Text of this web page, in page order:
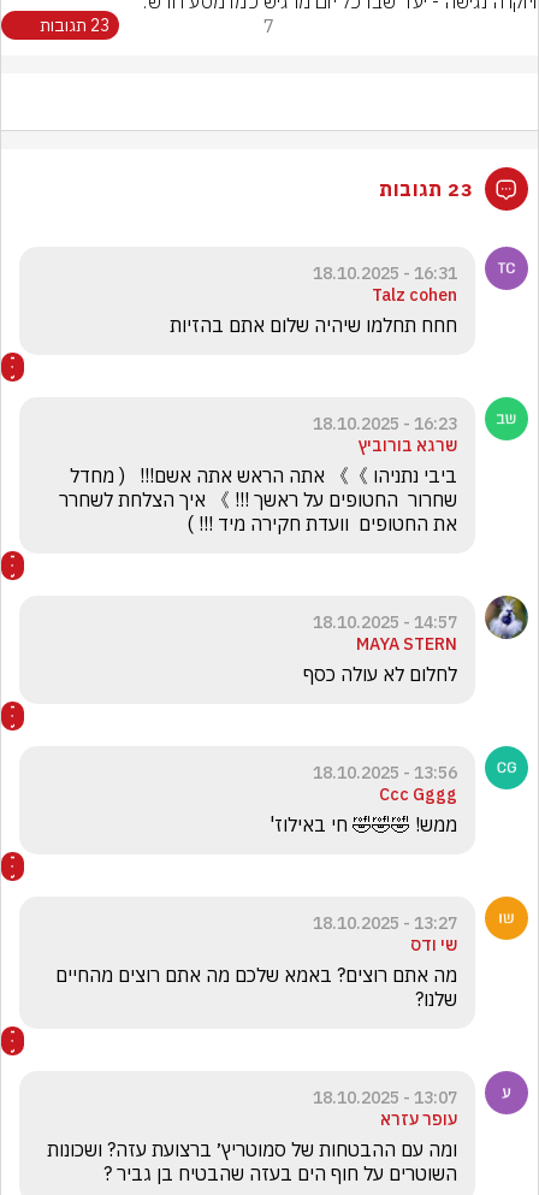
7 23 תגובות
23 תגובות
16:31 - 18.10.2025
Talz cohen
חחח תחלמו שיהיה שלום אתם בהזיות
16:23 - 18.10.2025
שרגא בורוביץ
את החטופים  וועדת חקירה מיד !!! )
14:57 - 18.10.2025
MAYA STERN
לחלום לא עולה כסף
13:56 - 18.10.2025
Ccc Gggg
ממש! 🤣🤣🤣 חי באילוז'
13:27 - 18.10.2025
שי ודס
שלנו?
13:07 - 18.10.2025
עופר עזרא
השוטרים על חוף הים בעזה שהבטיח בן גביר ?